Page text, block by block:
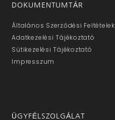
DOKUMENTUMTÁR
Általános Szerződési Feltételek
Adatkezelési Tájékoztató
Sütikezelési Tájékoztató
Impresszum
ÜGYFÉLSZOLGÁLAT